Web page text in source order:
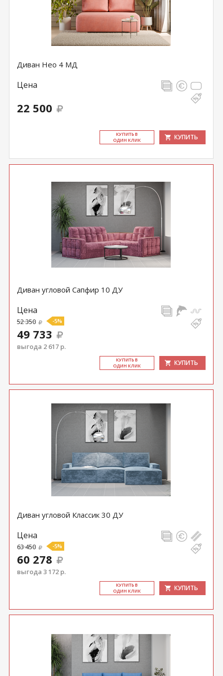
Диван Нео 4 МД
Цена
22 500
КУ­ПИТЬ В
ОДИН КЛИК
КУПИТЬ
Диван угловой Сапфир 10 ДУ
Цена
52 350 -5%
49 733
выгода 2 617 р.
КУ­ПИТЬ В
ОДИН КЛИК
КУПИТЬ
Диван угловой Классик 30 ДУ
Цена
63 450 -5%
60 278
выгода 3 172 р.
КУ­ПИТЬ В
ОДИН КЛИК
КУПИТЬ